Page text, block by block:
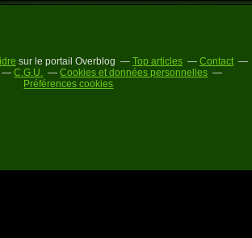
sur le portail Overblog Top articles
Contact
C.G.U.
Cookies et données personnelles
Préférences cookies